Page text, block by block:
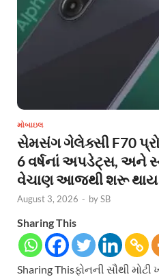
મોબાઇલ
સેમસંગ ગેલેક્સી F70 પ્રો
6 વર્ષનાં અપડેટ્સ, અને
વેચાણ આજથી શરૂ
August 3, 2026 - bySB
Sharing This
Sharing Thisફોનની સૌથી